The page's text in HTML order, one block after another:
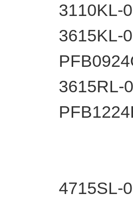
3615RL-
4715SL-